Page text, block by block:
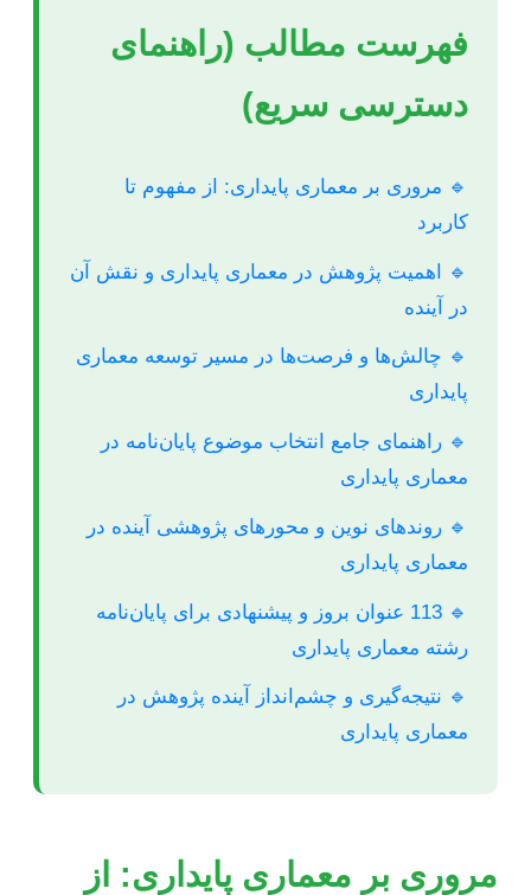
فهرست مطالب (راهنمای
دسترسی سریع)
🔹 مروری بر معماری پایداری: از مفهوم تا
کاربرد
🔹 اهمیت پژوهش در معماری پایداری و نقش آن
در آینده
🔹 چالش‌ها و فرصت‌ها در مسیر توسعه معماری
پایداری
🔹 راهنمای جامع انتخاب موضوع پایان‌نامه در
معماری پایداری
🔹 روندهای نوین و محورهای پژوهشی آینده در
معماری پایداری
🔹 113 عنوان بروز و پیشنهادی برای پایان‌نامه
رشته معماری پایداری
🔹 نتیجه‌گیری و چشم‌انداز آینده پژوهش در
معماری پایداری
مروری بر معماری پایداری: از